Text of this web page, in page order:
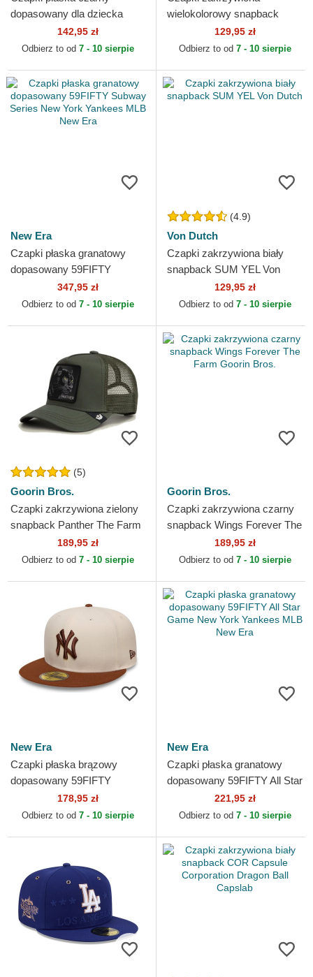
dopasowany dla dziecka
59FIFTY New York Yankees
MLB New Era
142,95 zł
Odbierz to od 7 - 10 sierpie
wielokolorowy snapback
PATCHES17 Von Dutch
129,95 zł
Odbierz to od 7 - 10 sierpie
New Era
Czapki płaska granatowy
dopasowany 59FIFTY
Subway Series New York
Yankees MLB New Era
347,95 zł
Odbierz to od 7 - 10 sierpie
(4.9)
Von Dutch
Czapki zakrzywiona biały
snapback SUM YEL Von
129,95 zł
Odbierz to od 7 - 10 sierpie
(5)
Goorin Bros.
Czapki zakrzywiona zielony
snapback Panther The Farm
Goorin Bros.189,95 zł
Odbierz to od 7 - 10 sierpie
Goorin Bros.
Czapki zakrzywiona czarny
snapback Wings Forever The
Farm Goorin Bros.
189,95 zł
Odbierz to od 7 - 10 sierpie
New Era
Czapki płaska brązowy
dopasowany 59FIFTY
League Essential New York
Yankees MLB New Era
178,95 zł
Odbierz to od 7 - 10 sierpie
New Era
Czapki płaska granatowy
dopasowany 59FIFTY All Star
Game New York Yankees
MLB New Era
221,95 zł
Odbierz to od 7 - 10 sierpie